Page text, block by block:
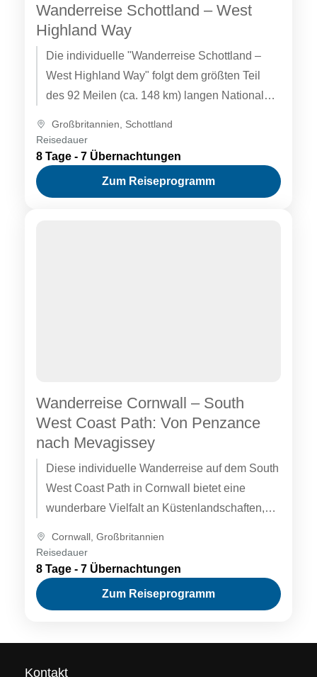
Wanderreise Schottland – West
Highland Way
Die individuelle "Wanderreise Schottland –
West Highland Way" folgt dem größten Teil
des 92 Meilen (ca. 148 km) langen Nationalen
den...
Großbritannien
Schottland
Reisedauer
8 Tage - 7 Übernachtungen
Zum Reiseprogramm
Wanderreise Cornwall – South
West Coast Path: Von Penzance
nach Mevagissey
Diese individuelle Wanderreise auf dem South
West Coast Path in Cornwall bietet eine
wunderbare Vielfalt an Küstenlandschaften,
bewaldete Flussmündungsgebiet Fal bis hin
zu den imposanten Klippen des Lizard, dem
südlichsten Punkt Englands.
Cornwall Großbritannien
Reisedauer
8 Tage - 7 Übernachtungen
Zum Reiseprogramm
Kontakt